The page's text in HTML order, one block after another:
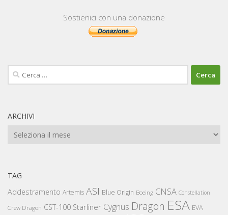
Sostienici con una donazione
Ricerca
per:
ARCHIVI
Archivi
TAG
Addestramento Artemis ASI Blue Origin Boeing CNSA Constellation
Crew Dragon CST-100 Starliner Cygnus Dragon ESA EVA